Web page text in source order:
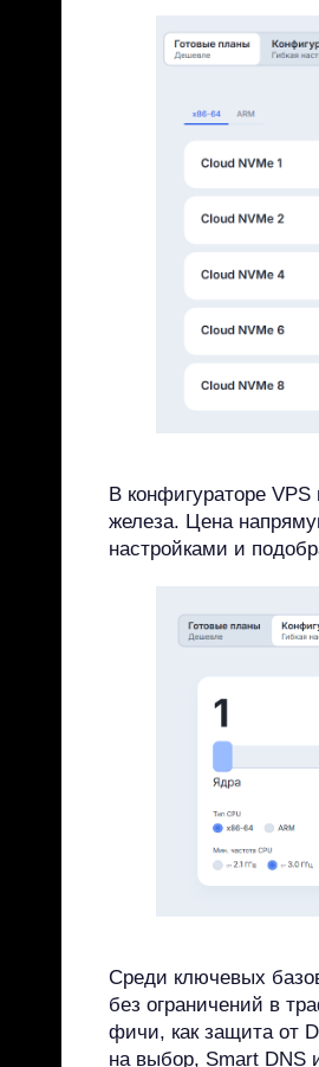
В конфигураторе
железа. Цена
настройками и
Среди ключевых
без ограничений в
фичи, как защита от
на выбор, Smart DNS